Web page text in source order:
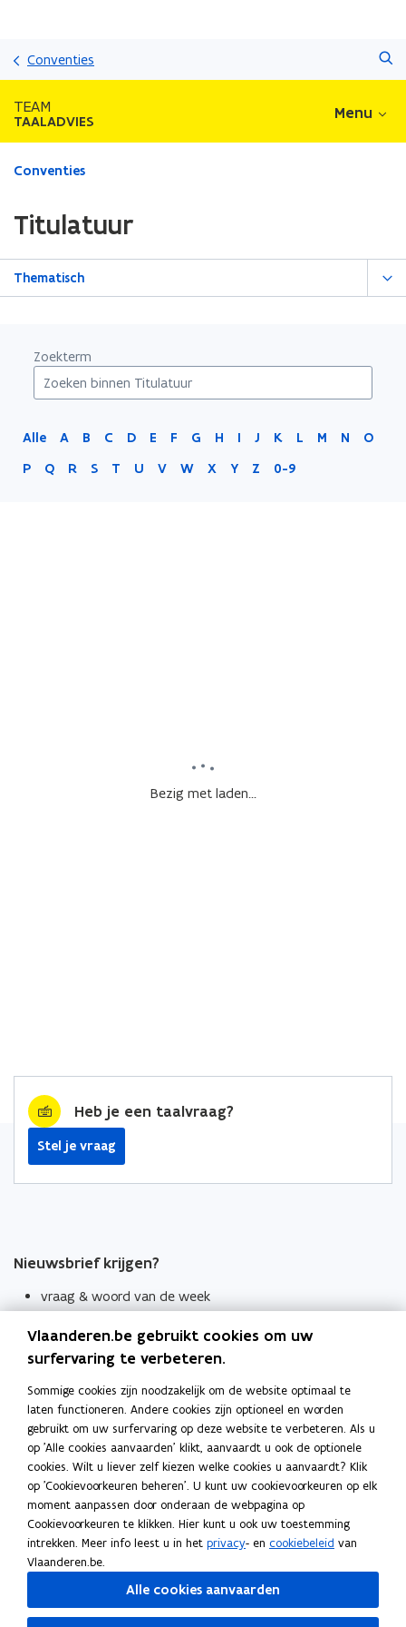
Conventies
TEAM
TAALADVIES Menu
Gedaan
zich
op:
Titulatuur
Conventies
Titulatuur
Thematisch
Zoekterm
Alle A B C D E F G H I J K L M N
O
P
Q R S T U V W X Y Z 0-9
Bezig met laden...
Heb je een taalvraag?
Stel je vraag
Nieuwsbrief krijgen?
vraag & woord van de week
Schrijf je in
Thema's
Taaladviezen
Spellingregels
Tips voor duidelijke taal
Bekijk ook
Spellingtests
Boek- en webwijzer
Vlaanderen.be gebruikt cookies om uw
surfervaring te verbeteren.
Sommige cookies zijn noodzakelijk om de website optimaal te
laten functioneren. Andere cookies zijn optioneel en worden
gebruikt om uw surfervaring op deze website te verbeteren. Als u
op 'Alle cookies aanvaarden' klikt, aanvaardt u ook de optionele
cookies. Wilt u liever zelf kiezen welke cookies u aanvaardt? Klik
op 'Cookievoorkeuren beheren'. U kunt uw cookievoorkeuren op elk
moment aanpassen door onderaan de webpagina op
Cookievoorkeuren te klikken. Hier kunt u ook uw toestemming
intrekken. Meer info leest u in het privacy- en cookiebeleid van
Vlaanderen.be.
Alle cookies aanvaarden